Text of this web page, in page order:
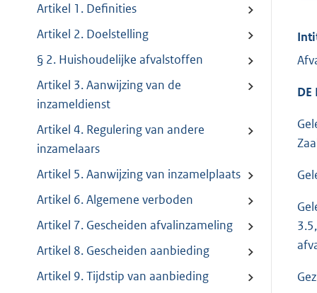
Artikel 1. Definities
Artikel 2. Doelstelling
§ 2. Huishoudelijke afvalstoffen
Artikel 3. Aanwijzing van de
inzameldienst
Artikel 4. Regulering van andere
inzamelaars
Artikel 5. Aanwijzing van inzamelplaats
Artikel 6. Algemene verboden
Artikel 7. Gescheiden afvalinzameling
Artikel 8. Gescheiden aanbieding
Artikel 9. Tijdstip van aanbieding
DE